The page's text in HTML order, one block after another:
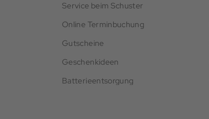
Service beim Schuster
Online Terminbuchung
Gutscheine
Geschenkideen
Batterieentsorgung